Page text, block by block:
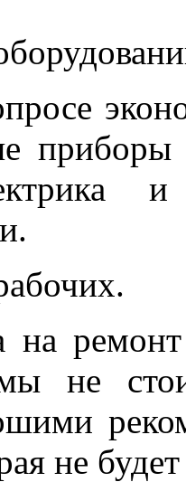
приборы
на
не
не